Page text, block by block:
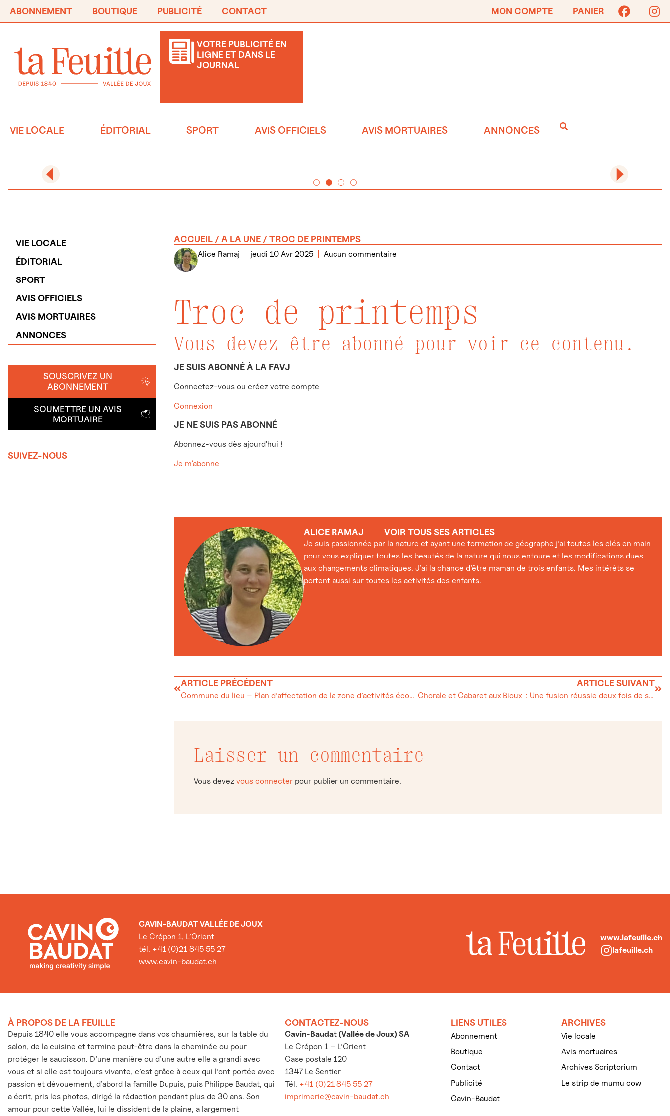
ABONNEMENT BOUTIQUE PUBLICITÉ CONTACT MON COMPTE PANIER
VOTRE PUBLICITÉ EN
LIGNE ET DANS LE
JOURNAL
VIE LOCALE ÉDITORIAL SPORT AVIS OFFICIELS AVIS MORTUAIRES ANNONCES
VIE LOCALE
ÉDITORIAL
SPORT
AVIS OFFICIELS
AVIS MORTUAIRES
ANNONCES
SOUSCRIVEZ UN
ABONNEMENT
SOUMETTRE UN AVIS
MORTUAIRE
SUIVEZ-NOUS
ACCUEIL /A LA UNE / TROC DE PRINTEMPS
Alice Ramaj jeudi 10 Avr 2025 Aucun commentaire
Troc de printemps
Vous devez être abonné pour voir ce contenu.
JE SUIS ABONNÉ À LA FAVJ
Connectez-vous ou créez votre compte
Connexion
JE NE SUIS PAS ABONNÉ
Abonnez-vous dès ajourd'hui !
Je m'abonne
ALICE RAMAJ VOIR TOUS SES ARTICLES
Je suis passionnée par la nature et ayant une formation de géographe j’ai toutes les clés en main
pour vous expliquer toutes les beautés de la nature qui nous entoure et les modifications dues
aux changements climatiques. J’ai la chance d’être maman de trois enfants. Mes intérêts se
portent aussi sur toutes les activités des enfants.
ARTICLE PRÉCÉDENT
Commune du lieu – Plan d’affectation de la zone d’activités économiques
ARTICLE SUIVANT
Chorale et Cabaret aux Bioux : Une fusion réussie deux fois de suite
Laisser un commentaire
Vous devez vous connecter pour publier un commentaire.
CAVIN-BAUDAT VALLÉE DE JOUX
Le Crépon 1, L’Orient
tél. +41 (0)21 845 55 27
www.cavin-baudat.ch
www.lafeuille.ch
lafeuille.ch
À PROPOS DE LA FEUILLE
Depuis 1840 elle vous accompagne dans vos chaumières, sur la table du
salon, de la cuisine et termine peut-être dans la cheminée ou pour
protéger le saucisson. D’une manière ou d’une autre elle a grandi avec
vous et si elle est toujours vivante, c’est grâce à ceux qui l’ont portée avec
passion et dévouement, d’abord la famille Dupuis, puis Philippe Baudat, qui
a écrit, pris les photos, dirigé la rédaction pendant plus de 30 ans. Son
amour pour cette Vallée, lui le dissident de la plaine, a largement
CONTACTEZ-NOUS
Cavin-Baudat (Vallée de Joux) SA
Le Crépon 1 – L’Orient
Case postale 120
1347 Le Sentier
Tél. +41 (0)21 845 55 27
imprimerie@cavin-baudat.ch
LIENS UTILES
Abonnement
Boutique
Contact
Publicité
Cavin-Baudat
ARCHIVES
Vie locale
Avis mortuaires
Archives Scriptorium
Le strip de mumu cow